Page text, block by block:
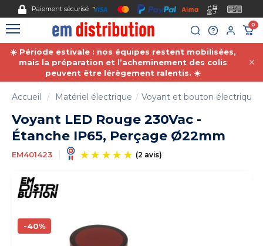
Paiement sécurisé
0
☀️ Période estivale : nos équipes restent mobilisées,
mais la préparation et l’acheminement des colis
peuvent être lérègement ralentis. ☀️
Accueil Matériel électrique Voyant et bouton électrique
Voyant LED Rouge 230Vac -
Étanche IP65, Perçage Ø22mm
EM401423
-40%
Gestion des cookies